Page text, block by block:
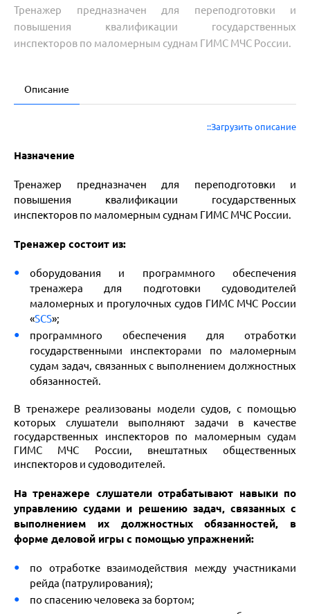
Тренажер предназначен для переподготовки и
повышения квалификации государственных
инспекторов по маломерным суднам ГИМС МЧС России.
Описание
::Загрузить описание
Назначение
Тренажер предназначен для переподготовки и
повышения квалификации государственных
инспекторов по маломерным суднам ГИМС МЧС России.
Тренажер состоит из:
оборудования и программного обеспечения
тренажера для подготовки судоводителей
маломерных и прогулочных судов ГИМС МЧС России
«SCS»;
программного обеспечения для отработки
государственными инспекторами по маломерным
судам задач, связанных с выполнением должностных
обязанностей.
В тренажере реализованы модели судов, с помощью
которых слушатели выполняют задачи в качестве
государственных инспекторов по маломерным судам
ГИМС МЧС России, внештатных общественных
инспекторов и судоводителей.
На тренажере слушатели отрабатывают навыки по
управлению судами и решению задач, связанных с
выполнением их должностных обязанностей, в
форме деловой игры с помощью упражнений:
по отработке взаимодействия между участниками
рейда (патрулирования);
по спасению человека за бортом;